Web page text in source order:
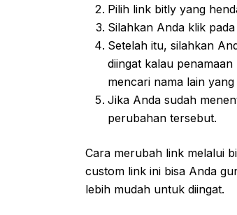
Pilih link bitly yang
Silahkan Anda klik
Setelah itu, silahkan
diingat kalau
mencari nama lain
Jika Anda sudah
perubahan tersebut.
Cara merubah link melalui
custom link ini bisa Anda
lebih mudah untuk diingat.